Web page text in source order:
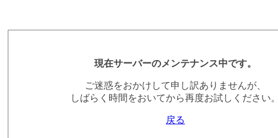
現在サーバーのメンテナンス中です。
ご迷惑をおかけして申し訳ありませんが、
しばらく時間をおいてから再度お試しください。
戻る